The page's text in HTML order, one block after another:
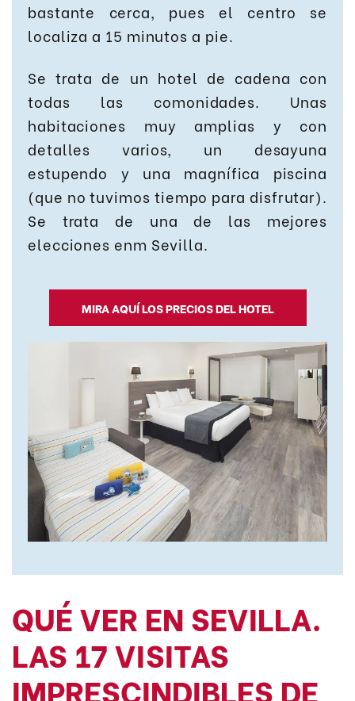
bastante cerca, pues el centro se
localiza a 15 minutos a pie.
Se trata de un hotel de cadena con
todas las comonidades. Unas
habitaciones muy amplias y con
detalles varios, un desayuna
estupendo y una magnífica piscina
(que no tuvimos tiempo para disfrutar).
Se trata de una de las mejores
elecciones enm Sevilla.
MIRA AQUÍ LOS PRECIOS DEL HOTEL
QUÉ VER EN SEVILLA.
LAS 17 VISITAS
IMPRESCINDIBLES DE